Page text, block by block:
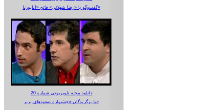
گفت‌وگو با «رضا شهلائی» فاتح «آناپورنا»
دانلود مجله تلویزیونی شماره 20
با برگزیدگان «جشنواره صعودهای برتر»